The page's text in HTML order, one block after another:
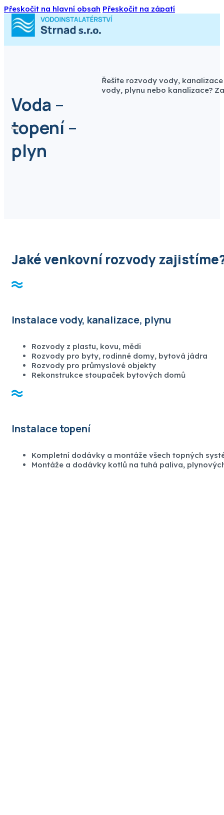
Přeskočit na hlavní obsah Přeskočit na zápatí
Voda –
topení –
plyn
Řešíte rozvody vody,
vody, plynu nebo kanalizace?
Jaké venkovní rozvody
Instalace vody, kanalizace, plynu
Rozvody z plastu, kovu, mědi
Rozvody pro byty, rodinné domy, bytová jádra
Rozvody pro průmyslové objekty
Rekonstrukce stoupaček bytových domů
Instalace topení
Kompletní dodávky a montáže všech topných
Montáže a dodávky kotlů na tuhá paliva,